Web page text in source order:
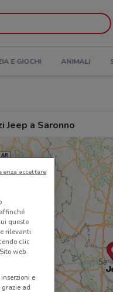
E GIOCHI ANIMALI
Jeep a Saronno
queste
rilevanti.
clic
web.
e
ad
accettare